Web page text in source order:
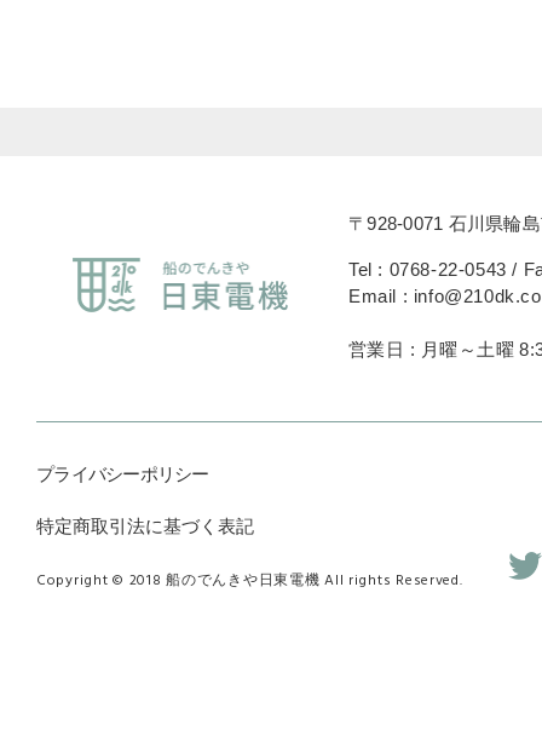
〒928-0071 石川県輪
Tel : 0768-22-0543 /
Email :
営業日 : 月曜～土曜
プライバシーポリシー
特定商取引法に基づく表記
Copyright © 2018 船のでんきや日東電機 All rights Reserved.